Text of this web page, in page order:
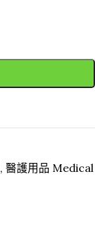
, 醫護用品 Medical